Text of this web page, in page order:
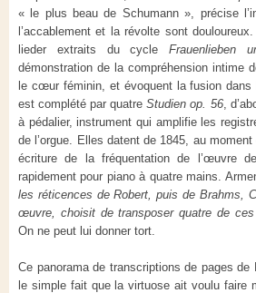
« le plus beau de Schumann », précise
l’accablement et la révolte sont
lieder extraits du cycleFrauenlieben
démonstration de la compréhension intime
le cœur féminin, et évoquent la fusion dans
est complété par quatreStudien op. 56,
à pédalier, instrument qui amplifie les
de l’orgue. Elles datent de 1845, au
écriture de la fréquentation de l’œuvre
rapidement pour piano à quatre mains.
les réticences de Robert, puis de Brahms,
œuvre, choisit de transposer quatre de ces
On ne peut lui donner tort.
Ce panorama de transcriptions de pages de
le simple fait que la virtuose ait voulu faire